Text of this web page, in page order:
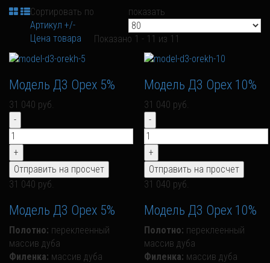
Сортировать по
Артикул +/-
Цена товара
показать
Показано 1 - 11 из 11
Модель Д3 Орех 5%
31 040 руб.
31 040 руб.
Модель Д3 Орех 5%
Полотно: переклеенный
массив дуба
Филенка: массив дуба
Модель Д3 Орех 10%
31 040 руб.
31 040 руб.
Модель Д3 Орех 10%
Полотно: переклеенный
массив дуба
Филенка: массив дуба